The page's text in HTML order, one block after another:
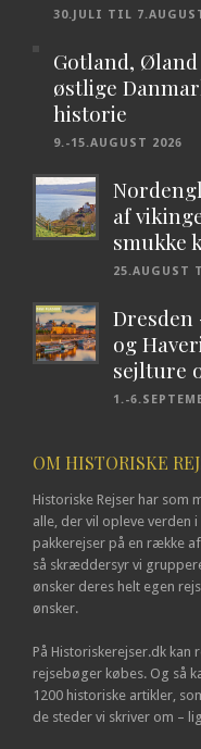
30.JULI TIL
Gotland,
østlige
historie
9.-15.AUGUST 2026
af
smukke
25.AUGUST
og
sejlture
1.-
OM HISTORISKE
Historiske Rejser har som
alle, der vil opleve verden
pakkerejser på en række
så skræddersyr vi
ønsker deres helt egen
ønsker.
På Historiskerejser.dk
rejsebøger købes. Og så
1200 historiske artikler,
de steder vi skriver om –